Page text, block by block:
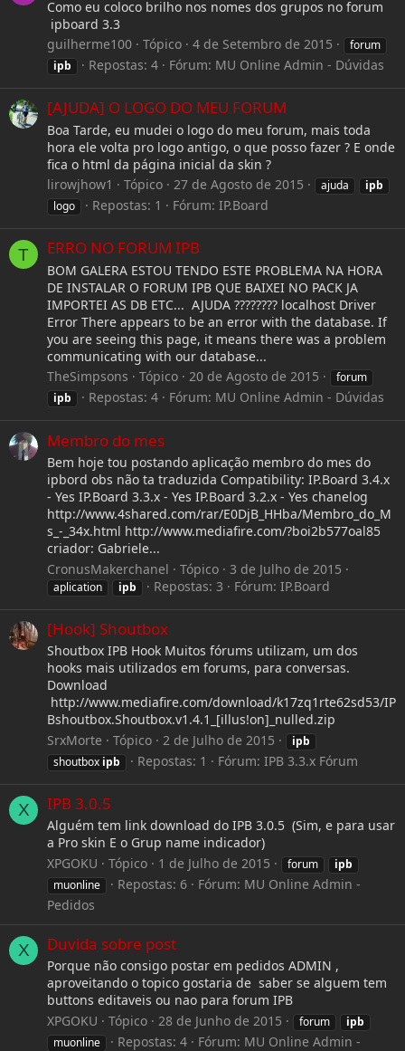
Como eu coloco brilho nos nomes dos grupos no forum
ipboard 3.3
guilherme100
Tópico 4 de Setembro de 2015
forum
ipb
Repostas: 4 Fórum: MU Online Admin - Dúvidas
[AJUDA] O LOGO DO MEU FORUM
Boa Tarde, eu mudei o logo do meu forum, mais toda
hora ele volta pro logo antigo, o que posso fazer ? E onde
fica o html da página inicial da skin ?
lirowjhow1
Tópico 27 de Agosto de 2015 ajuda
ipb
logo
Repostas: 1 Fórum: IP.Board
T ERRO NO FORUM IPB
BOM GALERA ESTOU TENDO ESTE PROBLEMA NA HORA
DE INSTALAR O FORUM IPB QUE BAIXEI NO PACK JA
IMPORTEI AS DB ETC... AJUDA ???????? localhost Driver
Error There appears to be an error with the database. If
you are seeing this page, it means there was a problem
communicating with our database...
TheSimpsons
Tópico 20 de Agosto de 2015
forum
ipb
Repostas: 4 Fórum: MU Online Admin - Dúvidas
Membro do mes
Bem hoje tou postando aplicação membro do mes do
ipbord obs não ta traduzida Compatibility: IP.Board 3.4.x
- Yes IP.Board 3.3.x - Yes IP.Board 3.2.x - Yes chanelog
http://www.4shared.com/rar/E0DjB_HHba/Membro_do_M
s_-_34x.html http://www.mediafire.com/?boi2b577oal85
criador: Gabriele...
CronusMakerchanel
Tópico 3 de Julho de 2015
aplication ipb Repostas: 3 Fórum: IP.Board
[Hook] Shoutbox
Shoutbox IPB Hook Muitos fórums utilizam, um dos
hooks mais utilizados em forums, para conversas.
Download
http://www.mediafire.com/download/k17zq1rte62sd53/IP
Bshoutbox.Shoutbox.v1.4.1_[illus!on]_nulled.zip
SrxMorte
Tópico 2 de Julho de 2015
ipb
shoutbox ipb Repostas: 1 Fórum: IPB 3.3.x Fórum
X IPB 3.0.5
Alguém tem link download do IPB 3.0.5 (Sim, e para usar
a Pro skin E o Grup name indicador)
XPGOKU
Tópico 1 de Julho de 2015 forum
ipb
muonline
Repostas: 6 Fórum: MU Online Admin -
Pedidos
X Duvida sobre post
Porque não consigo postar em pedidos ADMIN ,
aproveitando o topico gostaria de saber se alguem tem
buttons editaveis ou nao para forum IPB
XPGOKU
Tópico 28 de Junho de 2015 forum
ipb
muonline
Repostas: 4 Fórum: MU Online Admin -